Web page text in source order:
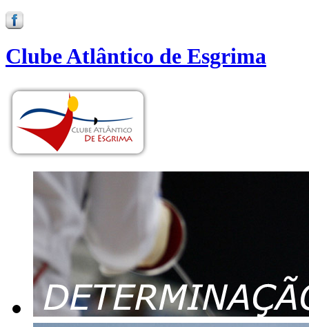
Clube Atlântico de Esgrima